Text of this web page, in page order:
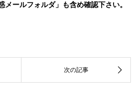
メールフォルダ」も含め確認下さい。